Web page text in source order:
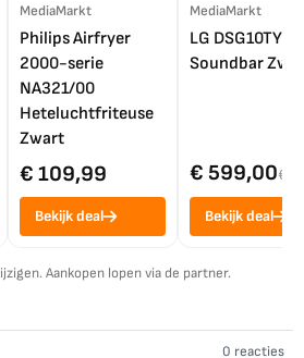
MediaMarkt
Philips Airfryer
2000-serie
NA321/00
Heteluchtfriteuse
Zwart
€ 109,99
Bekijk deal
MediaMarkt
LG DSG10TY
Soundbar
€ 599,00€
Bekijk deal
Aankopen lopen via de partner.
0 reacties